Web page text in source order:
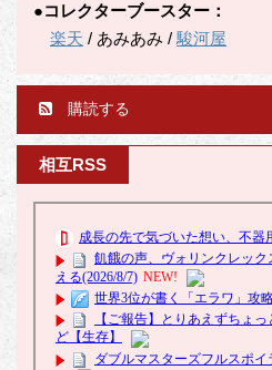
●コレクターブースター：
楽天 / あみあみ /駿河屋
購読する
相互RSS